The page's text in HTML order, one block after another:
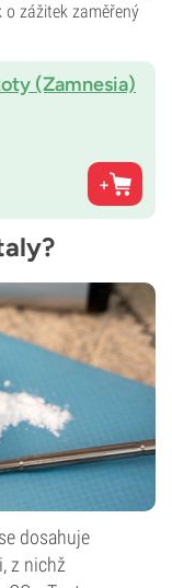
zážitek zaměřený
(Zamnesia)
dosahuje
z nichž